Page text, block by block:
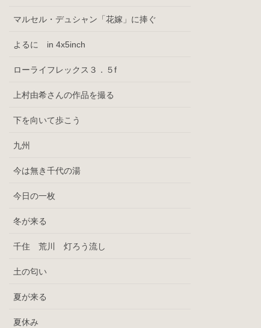
マルセル・デュシャン「花嫁」に捧ぐ
よるに in 4x5inch
ローライフレックス３．５f
上村由希さんの作品を撮る
下を向いて歩こう
九州
今は無き千代の湯
今日の一枚
冬が来る
千住 荒川 灯ろう流し
土の匂い
夏が来る
夏休み